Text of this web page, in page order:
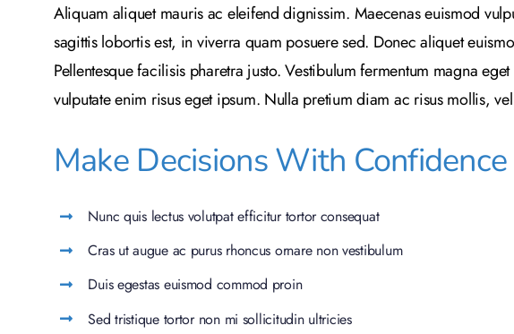
Aliquam aliquet mauris ac eleifend dignissim. Maecenas euismod
sagittis lobortis est, in viverra quam posuere sed. Donec aliquet
Pellentesque facilisis pharetra justo. Vestibulum fermentum magna
vulputate enim risus eget ipsum. Nulla pretium diam ac risus mollis,
Make Decisions With Confidence
Nunc quis lectus volutpat efficitur tortor consequat
Cras ut augue ac purus rhoncus ornare non vestibulum
Duis egestas euismod commod proin
Sed tristique tortor non mi sollicitudin ultricies